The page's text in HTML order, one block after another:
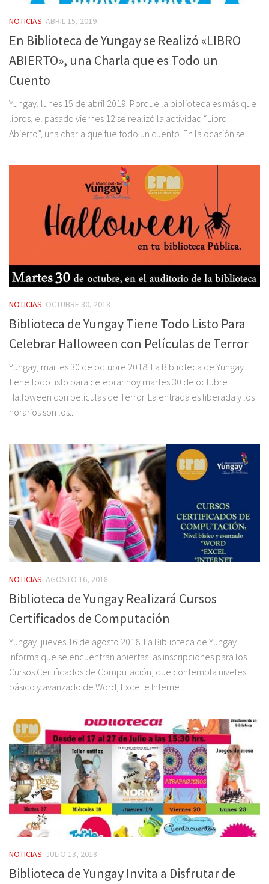
NOTICIAS ABRIL 15, 2019
En Biblioteca de Yungay se Realizó «LIBRO
ABIERTO», una Charla que es Todo un
Cuento
Yungay, lunes 15 de abril 2019: Porque la biblioteca es más que
libros, el pasado viernes 12 se realizó la actividad “Libro
Abierto”, una charla que fue todo un cuento. En la ocasión se...
NOTICIAS OCTUBRE 30, 2018
Biblioteca de Yungay Tiene Todo Listo Para
Celebrar Halloween con Películas de Terror
Yungay, martes 30 de octubre 2018: La Biblioteca de Yungay
tiene todo listo para celebrar hoy martes 30 de octubre
Halloween con películas de Terror. La entrada es liberada y los
horarios son los...
NOTICIAS AGOSTO 16, 2018
Biblioteca de Yungay Realizará Cursos
Certificados de Computación
Yungay, jueves 16 de agosto 2018: La Biblioteca de Yungay
informa que se encuentran abiertas las inscripciones para los
Cursos Certificados de Computación, que contempla niveles
básico y avanzado de Word, Excel e Internet....
NOTICIAS JULIO 13, 2018
Biblioteca de Yungay Invita a Disfrutar de